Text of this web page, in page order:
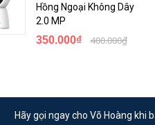
Hồng Ngoại Không Dây
2.0 MP
350.000₫ 400.000₫
Hãy gọi ngay cho Võ Hoàng khi